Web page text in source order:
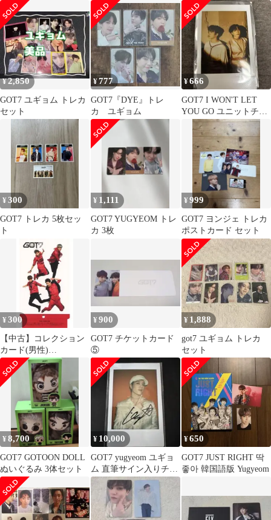
ョム
¥2,850
GOT7 ユギョム トレカ
セット
¥777
GOT7『DYE』トレ
カ ユギョム
¥666
GOT7 I WON'T LET
YOU GO ユニットチェ
キジニョン ユギョム
¥300
GOT7 トレカ 5枚セッ
ト
¥ 1,111
GOT7 YUGYEOM トレ
カ 3枚
¥999
GOT7 ヨンジェ トレカ
ポストカード セット
¥300
【中古】コレクション
カード(男性)
GOT7/BamBam(ベンベ
ン)・ヨンジェ・ユギョ
ム・Jr.(ジュニ
ア)/CD「AROUND THE
WORLD」特典トレカ
¥900
GOT7 チケットカード
⑤
¥ 1,888
got7 ユギョム トレカ
セット
¥8,700
GOT7 GOTOON DOLL
ぬいぐるみ 3体セット
¥ 10,000
GOT7 yugyeom ユギョ
ム 直筆サイン入りチェ
キ
¥650
GOT7 JUST RIGHT 딱
좋아 韓国語版 Yugyeom